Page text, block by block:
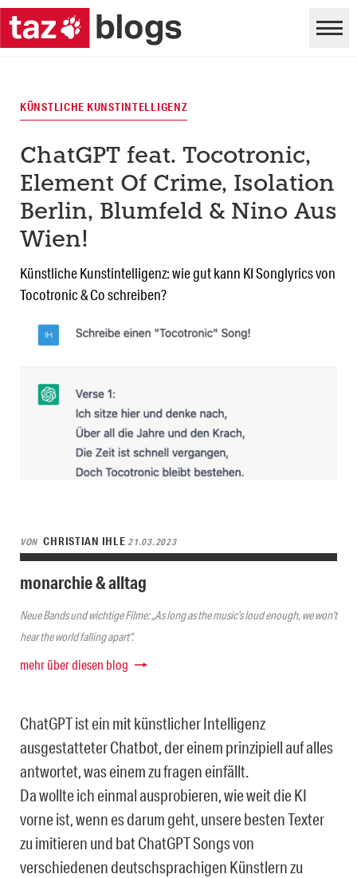
KÜNSTLICHE KUNSTINTELLIGENZ
ChatGPT feat. Tocotronic,
Element Of Crime, Isolation
Berlin, Blumfeld & Nino Aus
Wien!
Künstliche Kunstintelligenz: wie gut kann KI Songlyrics von
Tocotronic & Co schreiben?
VON CHRISTIAN IHLE21.03.2023
monarchie & alltag
Neue Bands und wichtige Filme: „As long as the music’s loud enough, we won’t
hear the world falling apart“.
mehr über diesen blog
ChatGPT ist ein mit künstlicher Intelligenz
ausgestatteter Chatbot, der einem prinzipiell auf alles
antwortet, was einem zu fragen einfällt.
Da wollte ich einmal ausprobieren, wie weit die KI
vorne ist, wenn es darum geht, unsere besten Texter
zu imitieren und bat ChatGPT Songs von
verschiedenen deutschsprachigen Künstlern zu